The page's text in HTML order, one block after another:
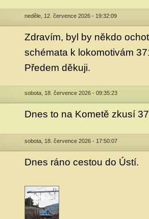
neděle, 12. července 2026 - 19:32:09
Zdravím, byl by někdo
schémata k lokomotivám
Předem děkuji.
sobota, 18. července 2026 - 09:35:23
Dnes to na Kometě zkusí
sobota, 18. července 2026 - 17:50:07
Dnes ráno cestou do Ústí.